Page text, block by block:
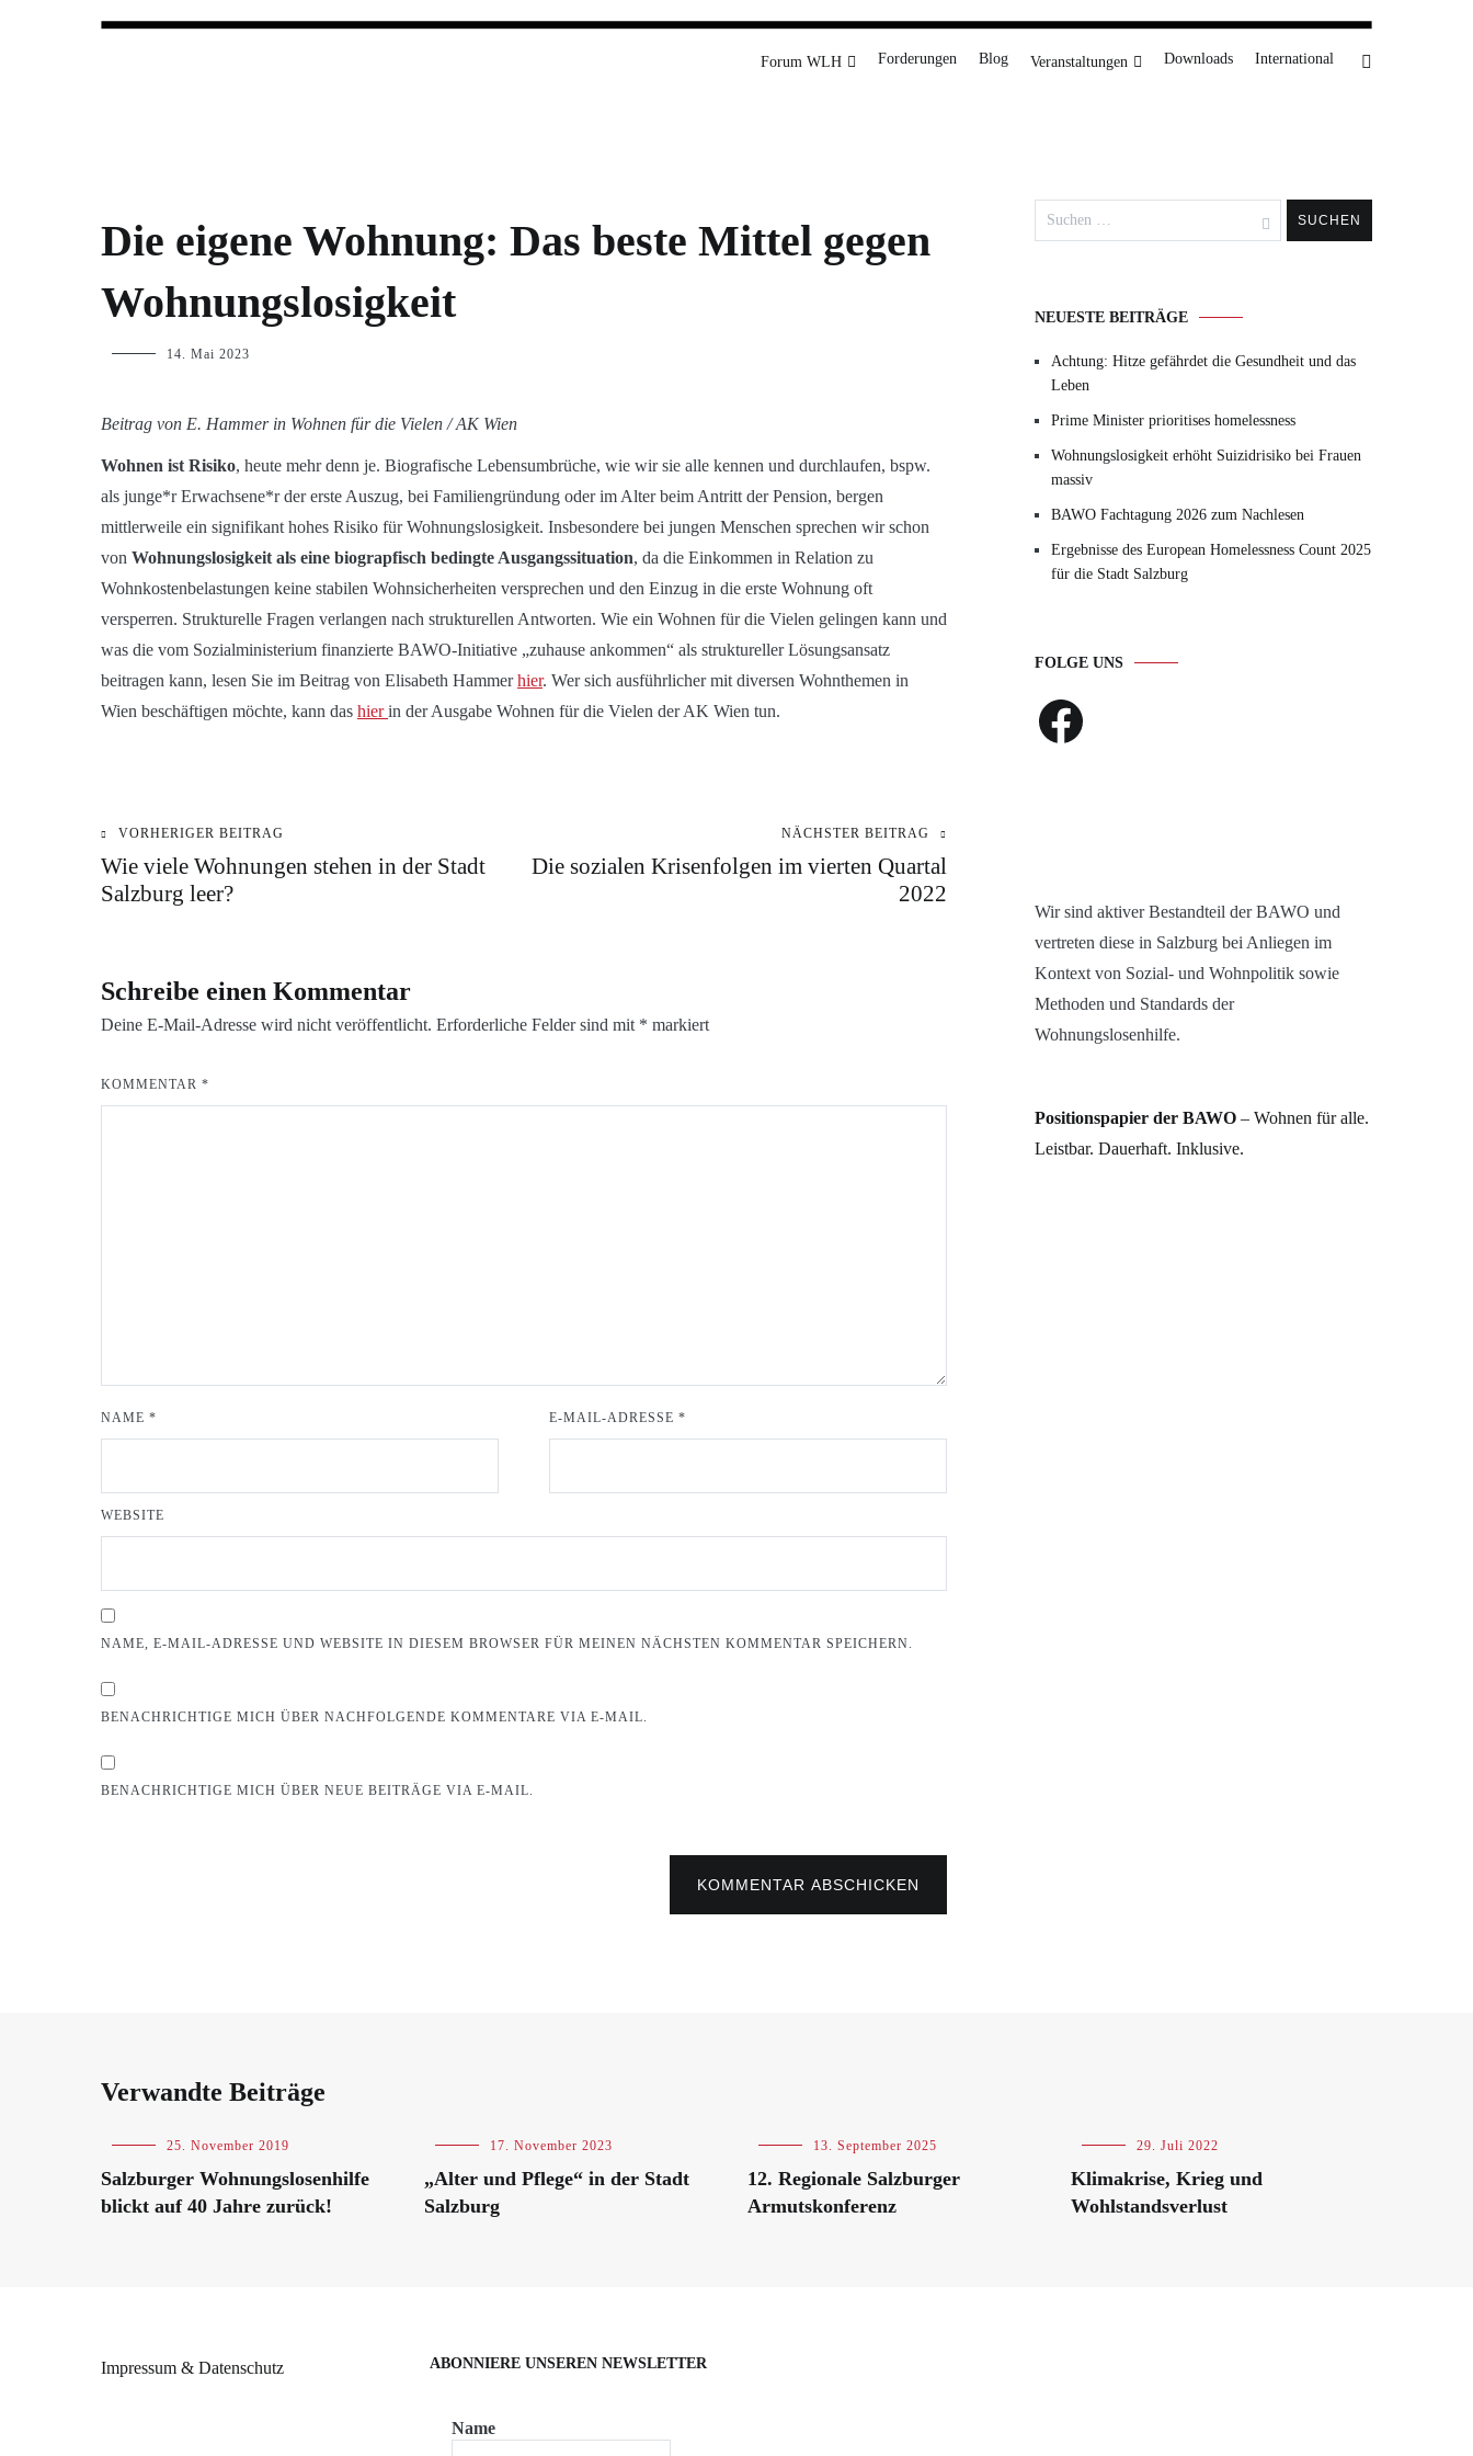
Forum WLH Forderungen Blog Veranstaltungen Downloads International
Die eigene Wohnung: Das beste Mittel gegen
Wohnungslosigkeit
p.geschwendtner14. Mai 2023
Beitrag von E. Hammer in Wohnen für die Vielen / AK Wien
Wohnen ist Risiko, heute mehr denn je. Biografische Lebensumbrüche, wie wir sie alle kennen und durchlaufen, bspw.
als junge*r Erwachsene*r der erste Auszug, bei Familiengründung oder im Alter beim Antritt der Pension, bergen
mittlerweile ein signifikant hohes Risiko für Wohnungslosigkeit. Insbesondere bei jungen Menschen sprechen wir schon
von Wohnungslosigkeit als eine biograpfisch bedingte Ausgangssituation, da die Einkommen in Relation zu
Wohnkostenbelastungen keine stabilen Wohnsicherheiten versprechen und den Einzug in die erste Wohnung oft
versperren. Strukturelle Fragen verlangen nach strukturellen Antworten. Wie ein Wohnen für die Vielen gelingen kann und
was die vom Sozialministerium finanzierte BAWO-Initiative „zuhause ankommen“ als struktureller Lösungsansatz
beitragen kann, lesen Sie im Beitrag von Elisabeth Hammerhier. Wer sich ausführlicher mit diversen Wohnthemen in
Wien beschäftigen möchte, kann das hierin der Ausgabe Wohnen für die Vielen der AK Wien tun.
KATEGORIE:
BLOG
Beitragsnavigation
VORHERIGER BEITRAG
Wie viele Wohnungen stehen in der Stadt
Salzburg leer?
NÄCHSTER BEITRAG
Die sozialen Krisenfolgen im vierten Quartal
2022
Schreibe einen Kommentar
Deine E-Mail-Adresse wird nicht veröffentlicht. Erforderliche Felder sind mit * markiert
KOMMENTAR *
NAME * E-MAIL-ADRESSE*
WEBSITE
NAME, E-MAIL-ADRESSE UND WEBSITE IN DIESEM BROWSER FÜR MEINEN NÄCHSTEN KOMMENTAR SPEICHERN.
BENACHRICHTIGE MICH ÜBER NACHFOLGENDE KOMMENTARE VIA E-MAIL.
BENACHRICHTIGE MICH ÜBER NEUE BEITRÄGE VIA E-MAIL.
KOMMENTAR ABSCHICKEN
nach:
NEUESTE BEITRÄGE
Achtung: Hitze gefährdet die Gesundheit und das
Leben
Prime Minister prioritises homelessness
Wohnungslosigkeit erhöht Suizidrisiko bei Frauen
massiv
BAWO Fachtagung 2026 zum Nachlesen
Ergebnisse des European Homelessness Count 2025
für die Stadt Salzburg
FOLGE UNS
Facebook
Wir sind aktiver Bestandteil der BAWO und
vertreten diese in Salzburg bei Anliegen im
Kontext von Sozial- und Wohnpolitik sowie
Methoden und Standards der
Wohnungslosenhilfe.
Positionspapier der BAWO – Wohnen für alle.
Leistbar. Dauerhaft. Inklusive.
Verwandte Beiträge
Blog 25. November 2019
Salzburger Wohnungslosenhilfe
blickt auf 40 Jahre zurück!
Blog 17. November 2023
„Alter und Pflege“ in der Stadt
Salzburg
Blog ,
13. September 2025
12. Regionale Salzburger
Armutskonferenz
Blog 29. Juli 2022
Klimakrise, Krieg und
Wohlstandsverlust
Impressum & Datenschutz ABONNIERE UNSEREN NEWSLETTER
Name